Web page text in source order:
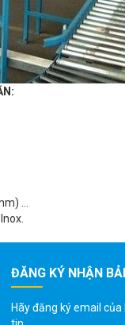
…
ĐĂNG KÝ NHẬN
Hãy đăng ký email